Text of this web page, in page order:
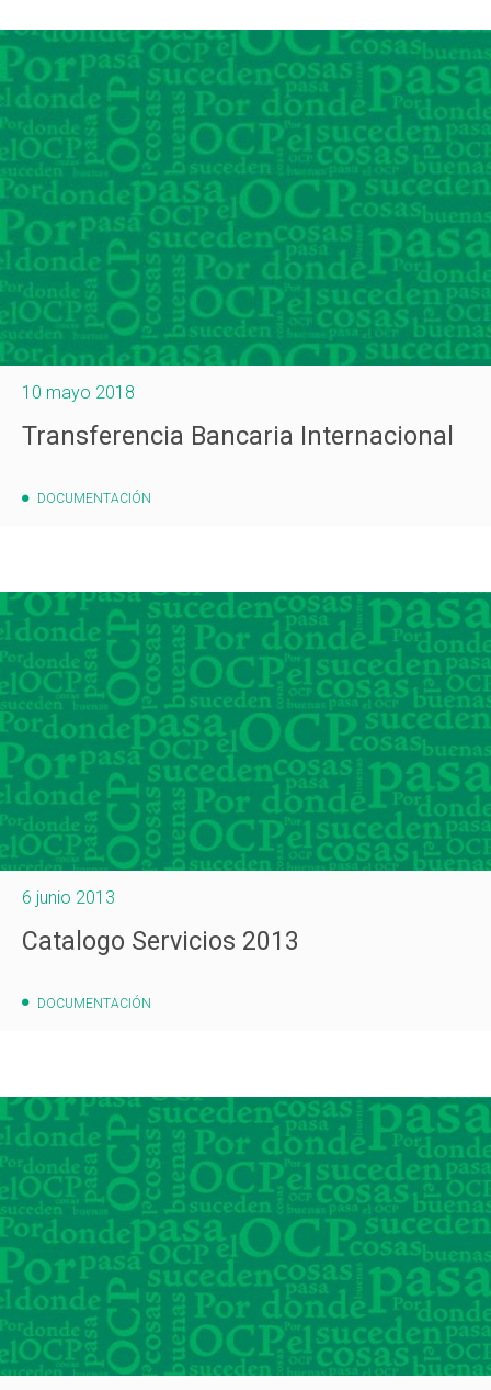
10 mayo 2018
Transferencia Bancaria Internacional
DOCUMENTACIÓN
6 junio 2013
Catalogo Servicios 2013
DOCUMENTACIÓN